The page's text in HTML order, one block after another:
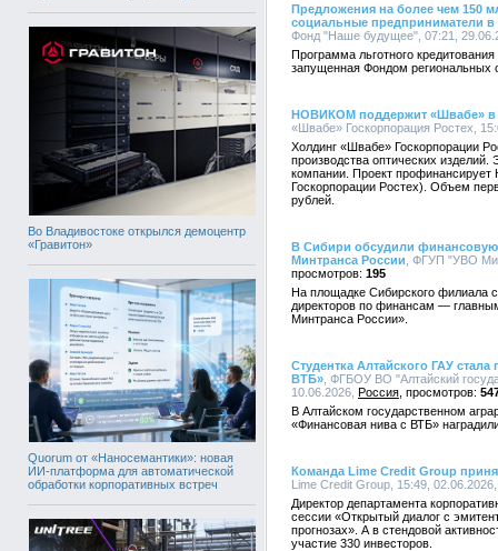
Во Владивостоке открылся демоцентр
«Гравитон»
Quorum от «Наносемантики»: новая
ИИ-платформа для автоматической
обработки корпоративных встреч
Предложения на более чем 150
социальные предприниматели в
Фонд "Наше будущее", 07:21,
Программа льготного
запущенная Фондом
НОВИКОМ поддержит «Швабе» в
«Швабе» Госкорпорация Ростех,
Холдинг «Швабе» Госкорпорации
производства оптических изделий.
компании. Проект
Госкорпорации Ростех). Объем
рублей.
В Сибири обсудили
Минтранса России , ФГУП "УВО
195
На площадке Сибирского филиала
директоров по финансам —
Минтранса России».
Студентка Алтайского ГАУ
ВТБ» , ФГБОУ ВО "Алтайский
10.06.2026, Россия
В Алтайском государственном
«Финансовая нива с ВТБ»
Команда Lime Credit Group
Lime Credit Group, 15:49,
Директор департамента
сессии «Открытый диалог с
прогнозах». А в стендовой
участие 330 инвесторов.